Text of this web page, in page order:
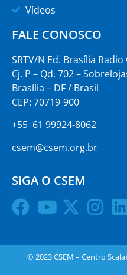
Vídeos
FALE CONOSCO
SRTV/N Ed. Brasília
Cj. P – Qd. 702 –
Brasília – DF / Brasil
CEP: 70719-900
+55 61 99924-8062
csem@csem.org.br
SIGA O CSEM
© 2023 CSEM – Centro